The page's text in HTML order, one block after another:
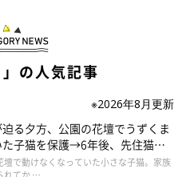
」の人気記事
※2026年8月更新
る夕方、公園の花壇でうずくま
た子猫を保護→6年後、先住猫
”のような関係に
壇で動けなくなっていた小さな子猫。家族